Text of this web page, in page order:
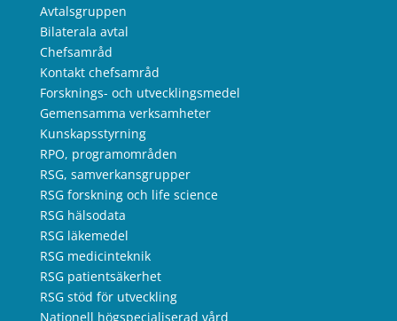
Avtalsgruppen
Bilaterala avtal
Chefsamråd
Kontakt chefsamråd
Forsknings- och utvecklingsmedel
Gemensamma verksamheter
Kunskapsstyrning
RPO, programområden
RSG, samverkansgrupper
RSG forskning och life science
RSG hälsodata
RSG läkemedel
RSG medicinteknik
RSG patientsäkerhet
RSG stöd för utveckling
Nationell högspecialiserad vård